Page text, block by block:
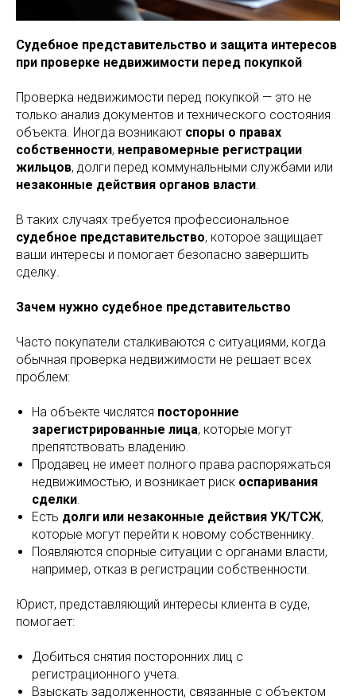
Судебное представительство и защита интересов
при проверке недвижимости перед покупкой
Проверка недвижимости перед покупкой — это не
только анализ документов и технического состояния
объекта. Иногда возникают споры о правах
собственности, неправомерные регистрации
жильцов, долги перед коммунальными службами или
незаконные действия органов власти.
В таких случаях требуется профессиональное
судебное представительство, которое защищает
ваши интересы и помогает безопасно завершить
сделку.
Зачем нужно судебное представительство
Часто покупатели сталкиваются с ситуациями, когда
обычная проверка недвижимости не решает всех
проблем:
На объекте числятся посторонние
зарегистрированные лица, которые могут
препятствовать владению.
Продавец не имеет полного права распоряжаться
недвижимостью, и возникает риск оспаривания
сделки.
Есть долги или незаконные действия УК/ТСЖ,
которые могут перейти к новому собственнику.
Появляются спорные ситуации с органами власти,
например, отказ в регистрации собственности.
Юрист, представляющий интересы клиента в суде,
помогает:
Добиться снятия посторонних лиц с
регистрационного учета.
Взыскать задолженности, связанные с объектом